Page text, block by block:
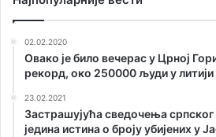
02.02.2020
Овако је било вечерас у Црној
рекорд, око 250000 људи у
23.02.2021
Застрашујућа сведочења српског
једина истина о броју убијених у